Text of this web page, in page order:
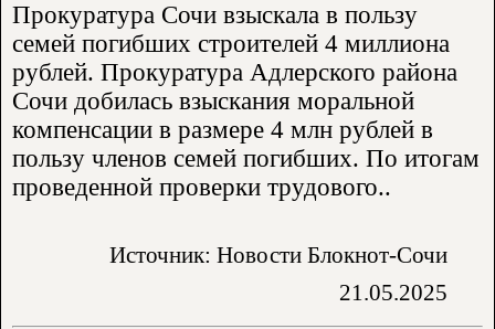
Прокуратура Сочи взыскала в пользу
семей погибших строителей 4 миллиона
рублей. Прокуратура Адлерского района
Сочи добилась взыскания моральной
компенсации в размере 4 млн рублей в
пользу членов семей погибших. По итогам
проведенной проверки трудового..
Источник: Новости Блокнот-Сочи
21.05.2025